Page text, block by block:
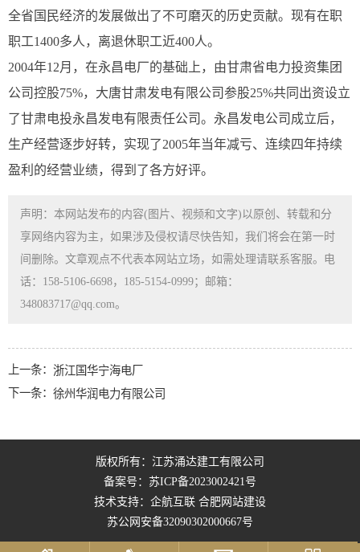
全省国民经济的发展做出了不可磨灭的历史贡献。现有在职
职工1400多人，离退休职工近400人。
2004年12月，在永昌电厂的基础上，由甘肃省电力投资集团
公司控股75%，大唐甘肃发电有限公司参股25%共同出资设立
了甘肃电投永昌发电有限责任公司。永昌发电公司成立后，
生产经营逐步好转，实现了2005年当年减亏、连续四年持续
盈利的经营业绩，得到了各方好评。
声明：本网站发布的内容(图片、视频和文字)以原创、转载和分
享网络内容为主，如果涉及侵权请尽快告知，我们将会在第一时
间删除。文章观点不代表本网站立场，如需处理请联系客服。电
话：158-5106-6698，185-5154-0999；邮箱：
348083717@qq.com。
上一条： 浙江国华宁海电厂
下一条： 徐州华润电力有限公司
版权所有：江苏涌达建工有限公司
备案号： 苏ICP备2023002421号
技术支持：企航互联 合肥网站建设
苏公网安备32090302000667号